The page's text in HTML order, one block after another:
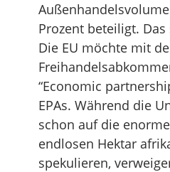
Prozent beteiligt.
Die EU möchte mit
“Economic
EPAs. Während die
schon auf die
endlosen Hektar
spekulieren,